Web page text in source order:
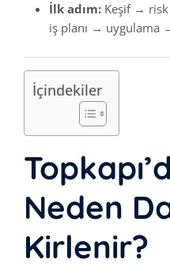
İlk adım: Keşif →
iş planı → uygulama
İçindekiler
Neden
Kirlenir?